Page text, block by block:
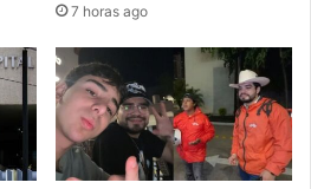
7 horas ago